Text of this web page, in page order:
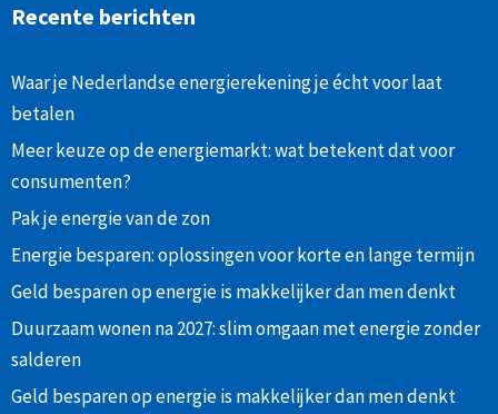
Recente berichten
Waar je Nederlandse energierekening je écht voor laat
betalen
Meer keuze op de energiemarkt: wat betekent dat voor
consumenten?
Pak je energie van de zon
Energie besparen: oplossingen voor korte en lange termijn
Geld besparen op energie is makkelijker dan men denkt
Duurzaam wonen na 2027: slim omgaan met energie zonder
salderen
Geld besparen op energie is makkelijker dan men denkt